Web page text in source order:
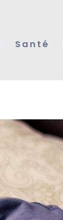
Santé